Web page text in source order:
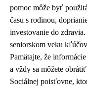
pomoc môže byť
času s rodinou,
investovanie do
seniorskom veku
Pamätajte, že
a vždy sa môžete
Sociálnej poisťovne,